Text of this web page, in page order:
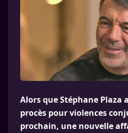
Alors que Stéphane Plaza
procès pour violences
prochain, une nouvelle